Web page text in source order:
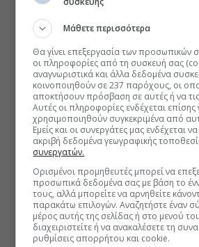
Μάθετε περισσότερα
Θα γίνει επεξεργασία των προσωπικών
οι πληροφορίες από τη συσκευή σας
αναγνωριστικά και άλλα δεδομένα
κοινοποιηθούν σε 237 παρόχους, οι
αποκτήσουν πρόσβαση σε αυτές ή να
Αυτές οι πληροφορίες ενδέχεται επίσης
χρησιμοποιηθούν συγκεκριμένα από
Εμείς και οι συνεργάτες μας ενδέχεται
ακριβή δεδομένα γεωγραφικής
συνεργατών.
Ορισμένοι προμηθευτές μπορεί να
προσωπικά δεδομένα σας με βάση το
τους, αλλά μπορείτε να αρνηθείτε
παρακάτω επιλογών. Αναζητήστε έναν
μέρος αυτής της σελίδας ή στο μενού
διαχειριστείτε ή να ανακαλέσετε τη
ρυθμίσεις απορρήτου και cookie.